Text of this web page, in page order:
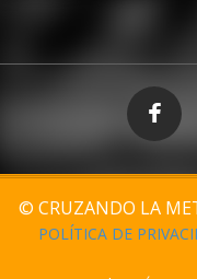
© CRUZANDO LA
POLÍTICA DE